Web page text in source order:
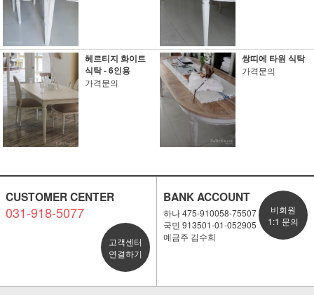
헤르티지 화이트
식탁 - 6인용
가격문의
쌍띠에 타원 식탁
가격문의
CUSTOMER CENTER
031-918-5077
고객센터
연결하기
BANK ACCOUNT
하나 475-910058-75507
국민 913501-01-052905
예금주 김수희
비회원
1:1 문의